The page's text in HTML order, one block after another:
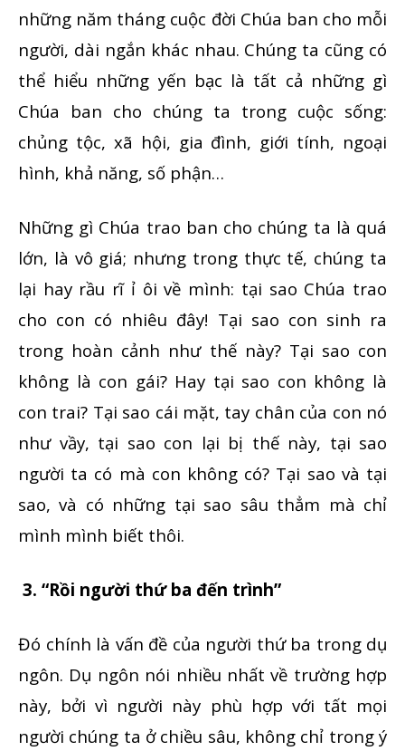
những năm tháng cuộc đời Chúa ban cho mỗi
người, dài ngắn khác nhau. Chúng ta cũng có
thể hiểu những yến bạc là tất cả những gì
Chúa ban cho chúng ta trong cuộc sống:
chủng tộc, xã hội, gia đình, giới tính, ngoại
hình, khả năng, số phận…
Những gì Chúa trao ban cho chúng ta là quá
lớn, là vô giá; nhưng trong thực tế, chúng ta
lại hay rầu rĩ ỉ ôi về mình: tại sao Chúa trao
cho con có nhiêu đây! Tại sao con sinh ra
trong hoàn cảnh như thế này? Tại sao con
không là con gái? Hay tại sao con không là
con trai? Tại sao cái mặt, tay chân của con nó
như vầy, tại sao con lại bị thế này, tại sao
người ta có mà con không có? Tại sao và tại
sao, và có những tại sao sâu thẳm mà chỉ
mình mình biết thôi.
3. “Rồi người thứ ba đến trình”
Đó chính là vấn đề của người thứ ba trong dụ
ngôn. Dụ ngôn nói nhiều nhất về trường hợp
này, bởi vì người này phù hợp với tất mọi
người chúng ta ở chiều sâu, không chỉ trong ý